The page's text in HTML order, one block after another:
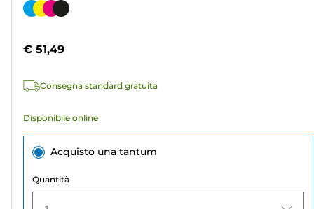
su
4229
Cartuccia
€ 51,49
Consegna standard gratuita
Disponibile online
Acquisto una tantum
Quantità